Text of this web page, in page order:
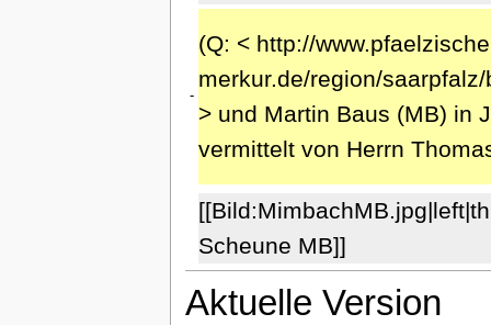
-
(Q: < http://
merkur.de/region/
> und Martin Baus (MB) in
vermittelt von Herrn
Scheune MB]]
Aktuelle Version